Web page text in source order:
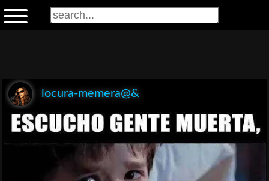
locura-memera@&